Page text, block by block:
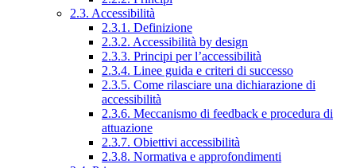
2.3. Accessibilità
2.3.1. Definizione
2.3.2. Accessibilità by design
2.3.3. Principi per l’accessibilità
2.3.4. Linee guida e criteri di successo
2.3.5. Come rilasciare una dichiarazione di
accessibilità
2.3.6. Meccanismo di feedback e procedura di
attuazione
2.3.7. Obiettivi accessibilità
2.3.8. Normativa e approfondimenti